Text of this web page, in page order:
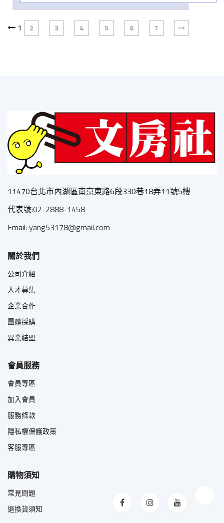
1 2 3 4 5 6 7
11470台北市內湖區南京東路6段330巷18弄11號5樓
代表號:02-2888-1458
Email:yang53178@gmail.com
關於我們
公司介紹
人才募集
企業合作
團體採購
異業結盟
會員服務
會員專區
加入會員
服務條款
隱私權保護政策
客服專區
購物須知
常見問題
退換貨須知